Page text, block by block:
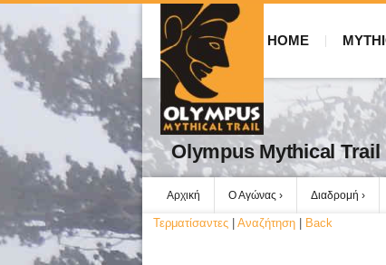
HOME
Olympus Mythical Trail
Αρχική Ο Αγώνας Διαδρομή
Τερματίσαντες Αναζήτηση Back